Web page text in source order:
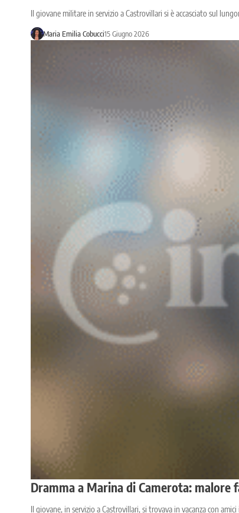
Il giovane militare in servizio a Castrovillari si è accasciato sul
Maria Emilia Cobucci15 Giugno 2026
Dramma a Marina di Camerota:
Il giovane, in servizio a Castrovillari, si trovava in vacanza con